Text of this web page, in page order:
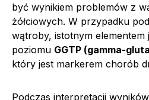
być wynikiem problemów z
żółciowych. W przypadku
wątroby, istotnym
poziomu GGTP (gamma-
który jest markerem chorób
Podczas interpretacji